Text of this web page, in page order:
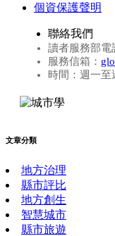
個資保護聲明
聯絡我們
讀者服務部電
服務信箱：
時間：週一至
文章分類
地方治理
縣市評比
地方創生
智慧城市
縣市旅遊